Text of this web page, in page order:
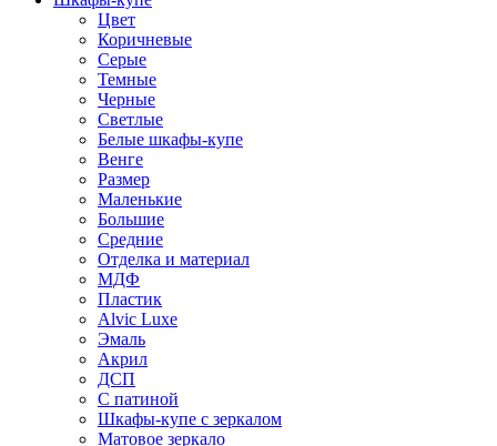
Цвет
Коричневые
Серые
Темные
Черные
Светлые
Белые шкафы-купе
Венге
Размер
Маленькие
Большие
Средние
Отделка и материал
МДФ
Пластик
Alvic Luxe
Эмаль
Акрил
ДСП
С патиной
Шкафы-купе с зеркалом
Матовое зеркало